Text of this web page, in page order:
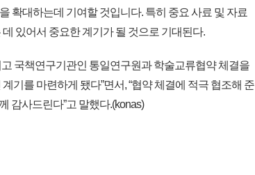
확대하는데 기여할 것입니다. 특히 중요 사료 및 자료
있어서 중요한 계기가 될 것으로 기대된다.
국책연구기관인 통일연구원과 학술교류협약 체결을
기를 마련하게 됐다”면서, “협약 체결에 적극 협조해 준
감사드린다”고 말했다.(konas)